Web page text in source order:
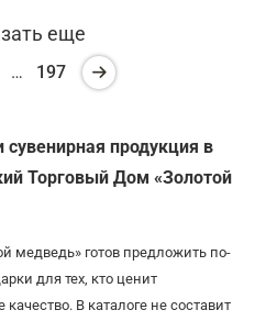
еще
… 197
продукция в
Торговый Дом «Золотой
медведь» готов предложить по-
для тех, кто ценит
В каталоге не составит